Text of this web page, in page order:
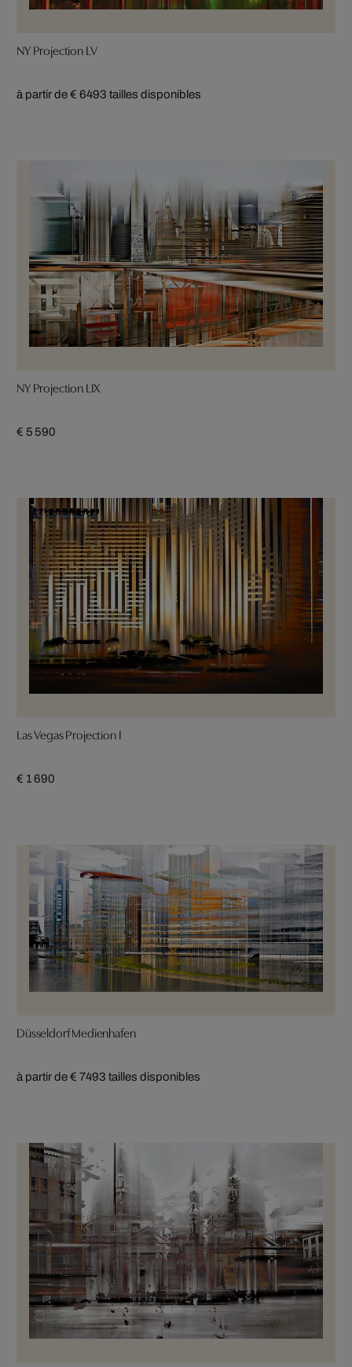
NY Projection LV
à partir de € 6493 tailles disponibles
NY Projection LIX
€ 5 590
Las Vegas Projection I
€ 1 690
Düsseldorf Medienhafen
à partir de € 7493 tailles disponibles